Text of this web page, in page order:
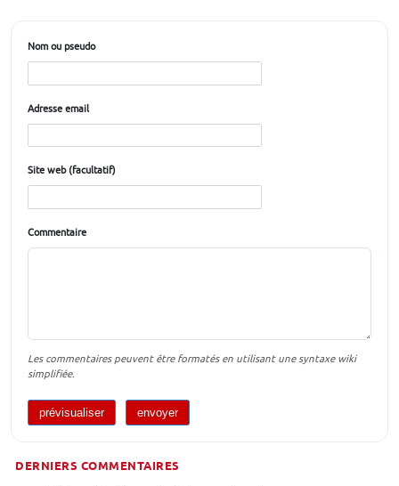
Nom ou pseudo
Adresse email
Site web (facultatif)
Commentaire
Les commentaires peuvent être formatés en utilisant une syntaxe wiki
simplifiée.
DERNIERS COMMENTAIRES